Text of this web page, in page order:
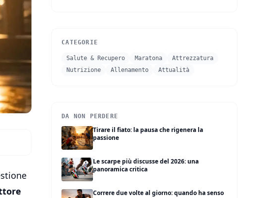
CATEGORIE
Salute & Recupero Maratona
Attrezzatura
Nutrizione
Allenamento Attualità
DA NON PERDERE
Tirare il fiato: la pausa che rigenera la
passione
Le scarpe più discusse del 2026: una
panoramica critica
Correre due volte al giorno: quando ha senso